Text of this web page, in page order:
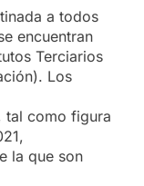
a todos
encuentran
Terciarios
Los
tal como figura
la que son